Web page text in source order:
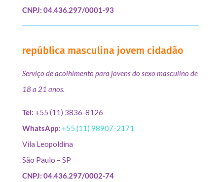
CNPJ: 04.436.297/0001-93
república masculina jovem cidadão
Serviço de acolhimento para jovens do sexo masculino de
18 a 21 anos.
Tel: +55 (11) 3836-8126
WhatsApp: +55 (11) 98907-2171
Vila Leopoldina
São Paulo – SP
CNPJ: 04.436.297/0002-74